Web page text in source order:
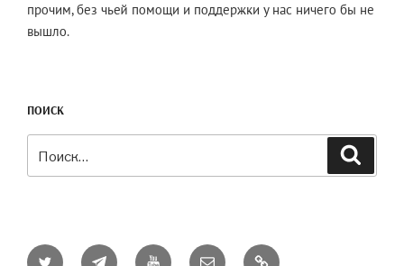
прочим, без чьей помощи и поддержки у нас ничего бы не
вышло.
ПОИСК
Twitter TelegramYouTube Email AO3